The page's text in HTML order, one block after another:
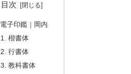
目次
電子印鑑｜岡内
楷書体
行書体
教科書体